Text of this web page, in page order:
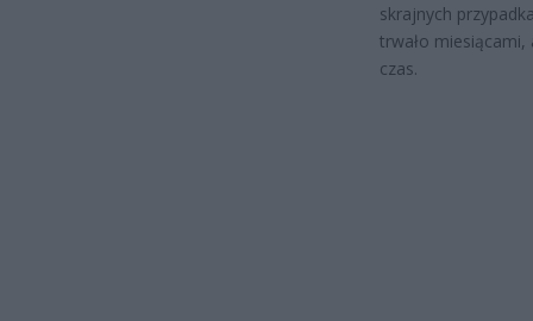
skrajnych
trwało miesiącami,
czas.